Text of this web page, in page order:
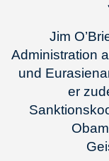
Jim
Administration
und
er